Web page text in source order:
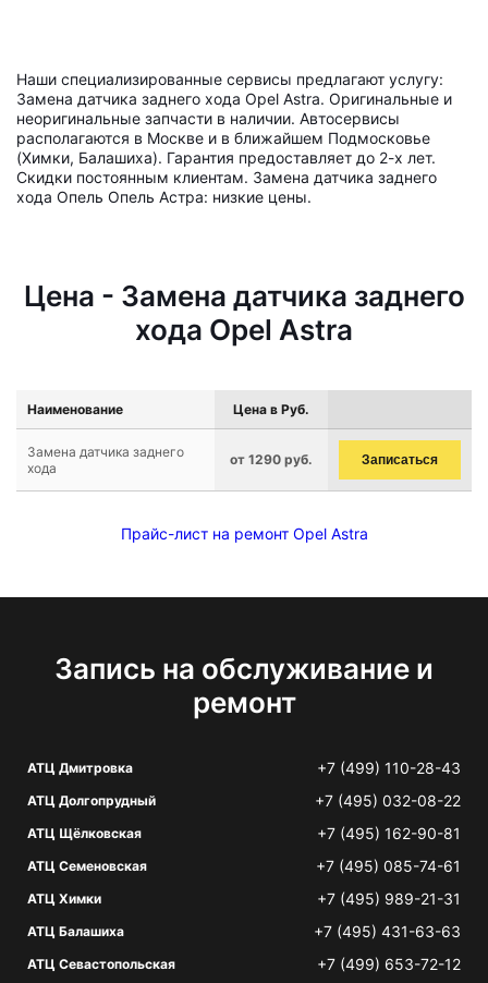
Наши специализированные сервисы предлагают услугу:
Замена датчика заднего хода Opel Astra. Оригинальные и
неоригинальные запчасти в наличии. Автосервисы
располагаются в Москве и в ближайшем Подмосковье
(Химки, Балашиха). Гарантия предоставляет до 2-х лет.
Скидки постоянным клиентам. Замена датчика заднего
хода Опель Опель Астра: низкие цены.
Цена - Замена датчика заднего
хода Opel Astra
Наименование Цена в Руб.
Замена датчика заднего
хода
от 1290 руб. Записаться
Прайс-лист на ремонт Opel Astra
Запись на обслуживание и
ремонт
АТЦ Дмитровка +7 (499) 110-28-43
АТЦ Долгопрудный +7 (495) 032-08-22
АТЦ Щёлковская +7 (495) 162-90-81
АТЦ Семеновская +7 (495) 085-74-61
АТЦ Химки +7 (495) 989-21-31
АТЦ Балашиха +7 (495) 431-63-63
АТЦ Севастопольская +7 (499) 653-72-12